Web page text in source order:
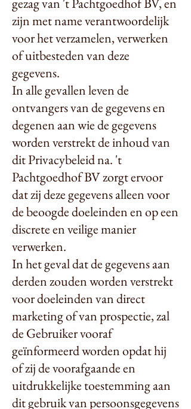
zijn met name verantwoordelijk
voor het verzamelen, verwerken
of uitbesteden van deze
gegevens.
In alle gevallen leven de
ontvangers van de gegevens en
degenen aan wie de gegevens
worden verstrekt de inhoud van
dit Privacybeleid na. 't
Pachtgoedhof BV zorgt ervoor
dat zij deze gegevens alleen voor
de beoogde doeleinden en op een
discrete en veilige manier
verwerken.
In het geval dat de gegevens aan
derden zouden worden verstrekt
voor doeleinden van direct
marketing of van prospectie, zal
de Gebruiker vooraf
geïnformeerd worden opdat hij
of zij de voorafgaande en
uitdrukkelijke toestemming aan
dit gebruik van persoonsgegevens